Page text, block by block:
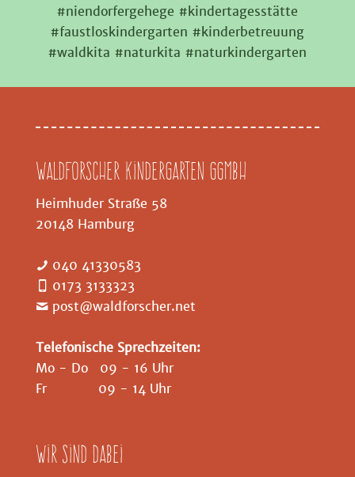
#niendorfergehege #kindertagesstätte
#faustloskindergarten #kinderbetreuung
#waldkita #naturkita #naturkindergarten
Waldforscher Kindergarten GGMBH
Heimhuder Straße 58
20148 Hamburg
040 41330583
0173 3133323
post@waldforscher.net
Telefonische Sprechzeiten:
Mo - Do 09 - 16 Uhr
Fr 09 - 14 Uhr
Wir sind dabei